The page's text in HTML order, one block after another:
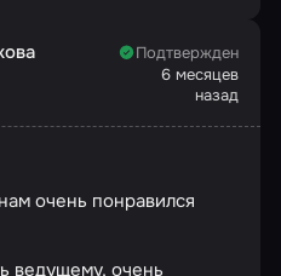
Подтвержден
6 месяцев
назад
очень понравился
ведущему, очень